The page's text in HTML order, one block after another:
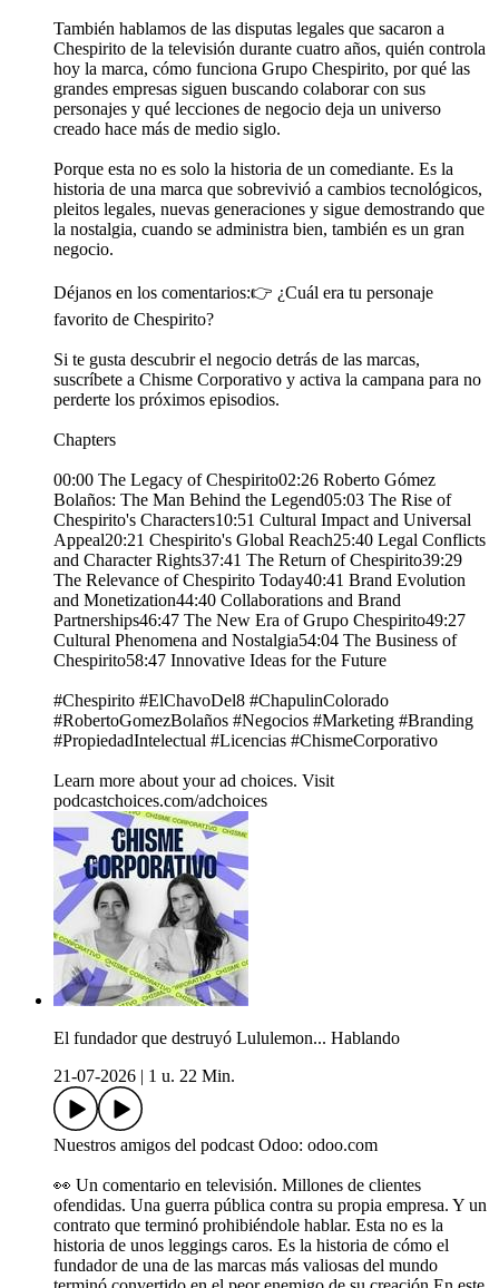
También hablamos de las disputas legales que sacaron a
Chespirito de la televisión durante cuatro años, quién controla
hoy la marca, cómo funciona Grupo Chespirito, por qué las
grandes empresas siguen buscando colaborar con sus
personajes y qué lecciones de negocio deja un universo
creado hace más de medio siglo.
Porque esta no es solo la historia de un comediante. Es la
historia de una marca que sobrevivió a cambios tecnológicos,
pleitos legales, nuevas generaciones y sigue demostrando que
la nostalgia, cuando se administra bien, también es un gran
negocio.
Déjanos en los comentarios:👉 ¿Cuál era tu personaje
favorito de Chespirito?
Si te gusta descubrir el negocio detrás de las marcas,
suscríbete a Chisme Corporativo y activa la campana para no
perderte los próximos episodios.
Chapters
00:00 The Legacy of Chespirito02:26 Roberto Gómez
Bolaños: The Man Behind the Legend05:03 The Rise of
Chespirito's Characters10:51 Cultural Impact and Universal
Appeal20:21 Chespirito's Global Reach25:40 Legal Conflicts
and Character Rights37:41 The Return of Chespirito39:29
The Relevance of Chespirito Today40:41 Brand Evolution
and Monetization44:40 Collaborations and Brand
Partnerships46:47 The New Era of Grupo Chespirito49:27
Cultural Phenomena and Nostalgia54:04 The Business of
Chespirito58:47 Innovative Ideas for the Future
#Chespirito #ElChavoDel8 #ChapulinColorado
#RobertoGomezBolaños #Negocios #Marketing #Branding
#PropiedadIntelectual #Licencias #ChismeCorporativo
Learn more about your ad choices. Visit
podcastchoices.com/adchoices
El fundador que destruyó Lululemon... Hablando
21-07-2026
1 u. 22 Min.
Nuestros amigos del podcast Odoo: odoo.com
👀 Un comentario en televisión. Millones de clientes
ofendidas. Una guerra pública contra su propia empresa. Y un
contrato que terminó prohibiéndole hablar. Esta no es la
historia de unos leggings caros. Es la historia de cómo el
fundador de una de las marcas más valiosas del mundo